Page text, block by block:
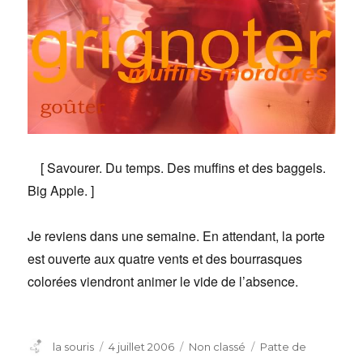
[ Savourer. Du temps. Des muffins et des baggels.
Big Apple. ]
Je reviens dans une semaine. En attendant, la porte
est ouverte aux quatre vents et des bourrasques
colorées viendront animer le vide de l’absence.
Auteur
la souris
Publié
4 juillet 2006 Catégories
Non classé Étiquettes
Patte de